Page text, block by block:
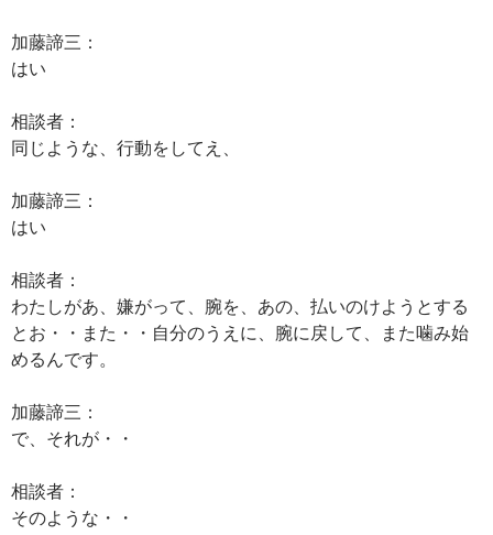
加藤諦三：
はい
相談者：
同じような、行動をしてえ、
加藤諦三：
はい
相談者：
わたしがあ、嫌がって、腕を、あの、払いのけようとする
とお・・また・・自分のうえに、腕に戻して、また噛み始
めるんです。
加藤諦三：
で、それが・・
相談者：
そのような・・